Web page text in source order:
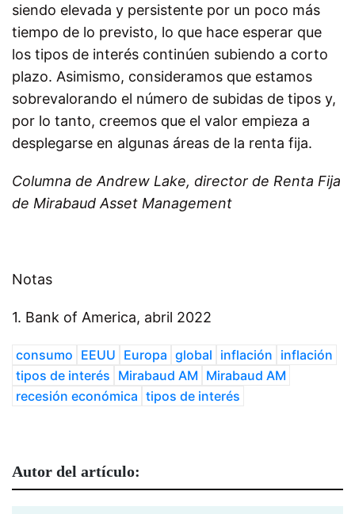
siendo elevada y persistente por un poco más
tiempo de lo previsto, lo que hace esperar que
los tipos de interés continúen subiendo a corto
plazo. Asimismo, consideramos que estamos
sobrevalorando el número de subidas de tipos y,
por lo tanto, creemos que el valor empieza a
desplegarse en algunas áreas de la renta fija.
Columna de Andrew Lake, director de Renta Fija
de Mirabaud Asset Management
Notas
1. Bank of America, abril 2022
consumo EEUU Europa global inflación inflación
tipos de interés Mirabaud AM Mirabaud AM
recesión económica tipos de interés
Autor del artículo: